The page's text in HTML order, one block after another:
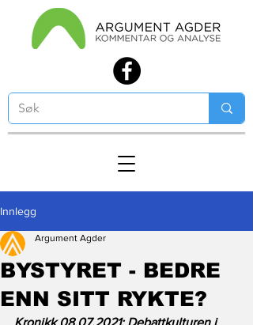
Innlegg
BYSTYRET - BEDRE
ENN SITT RYKTE?
Argument Agder
Kronikk 08.07.2021: Debattkulturen i